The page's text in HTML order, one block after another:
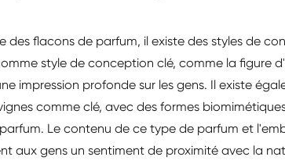
des flacons de parfum, il existe des styles de
style de conception clé, comme la figure
impression profonde sur les gens. Il existe
comme clé, avec des formes
Le contenu de ce type de parfum et
aux gens un sentiment de proximité avec la